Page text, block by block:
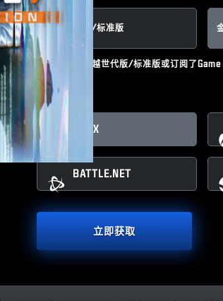
跨越世代版/标准版
您已经拥有跨越世代版/标准版或订阅了Game
选择平台:
XBOX
BATTLE.NET
立即获取